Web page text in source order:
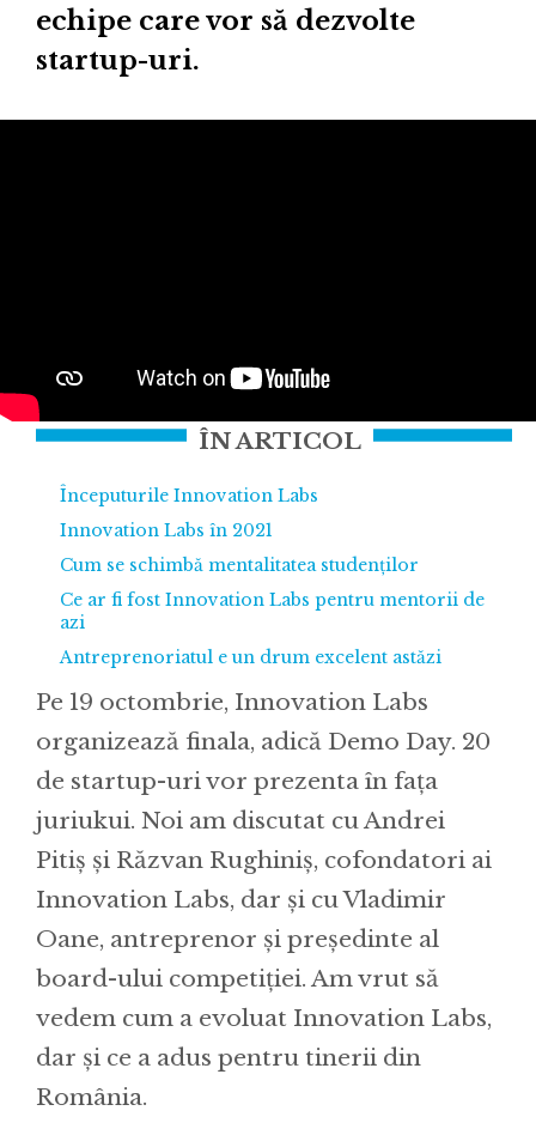
echipe care vor să dezvolte
startup-uri.
ÎN ARTICOL
Începuturile Innovation Labs
Innovation Labs în 2021
Cum se schimbă mentalitatea studenților
Ce ar fi fost Innovation Labs pentru mentorii de
azi
Antreprenoriatul e un drum excelent astăzi
Pe 19 octombrie, Innovation Labs
organizează finala, adică Demo Day. 20
de startup-uri vor prezenta în fața
juriukui. Noi am discutat cu Andrei
Pitiș și Răzvan Rughiniș, cofondatori ai
Innovation Labs, dar și cu Vladimir
Oane, antreprenor și președinte al
board-ului competiției. Am vrut să
vedem cum a evoluat Innovation Labs,
dar și ce a adus pentru tinerii din
România.